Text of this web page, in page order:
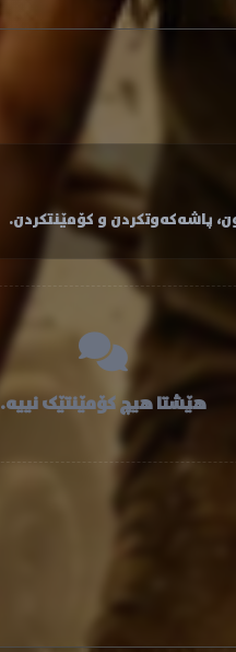
پاشەکەوتکردن و کۆمێنتکردن.
هێشتا هیچ کۆمێنتێک نییە.